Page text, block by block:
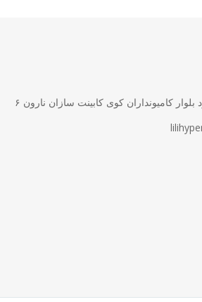
بلوار کامیونداران کوی کابینت سازان نارون ۶